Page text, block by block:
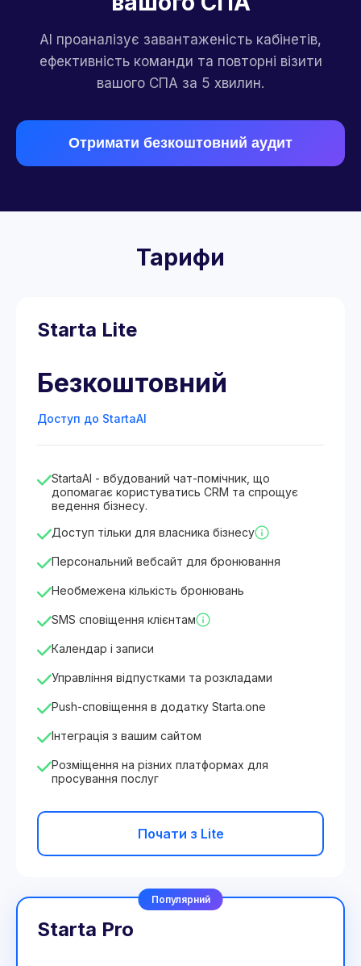
AI проаналізує завантаженість кабінетів,
ефективність команди та повторні візити
вашого СПА за 5 хвилин.
Отримати безкоштовний аудит
Тарифи
Starta Lite
Безкоштовний
Доступ до StartaAI
StartaAI - вбудований чат-помічник, що
допомагає користуватись CRM та спрощує
ведення бізнесу.
Доступ тільки для власника бізнесу
Персональний вебсайт для бронювання
Необмежена кількість бронювань
SMS сповіщення клієнтам
Календар і записи
Управління відпустками та розкладами
Push-сповіщення в додатку Starta.one
Інтеграція з вашим сайтом
Розміщення на різних платформах для
просування послуг
Почати з Lite
Популярний
Starta Pro